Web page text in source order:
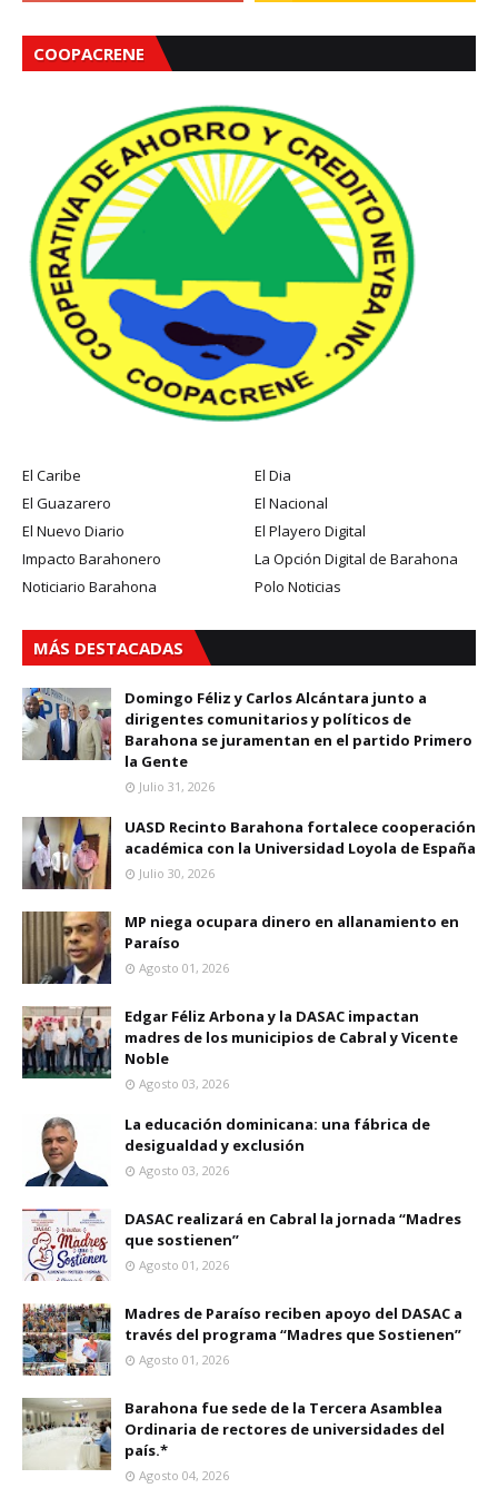
COOPACRENE
El Caribe
El Dia
El Guazarero
El Nacional
El Nuevo Diario
El Playero Digital
Impacto Barahonero
La Opción Digital de Barahona
Noticiario Barahona
Polo Noticias
MÁS DESTACADAS
Domingo Féliz y Carlos Alcántara junto a
dirigentes comunitarios y políticos de
Barahona se juramentan en el partido Primero
la Gente
Julio 31, 2026
UASD Recinto Barahona fortalece cooperación
académica con la Universidad Loyola de España
Julio 30, 2026
MP niega ocupara dinero en allanamiento en
Paraíso
Agosto 01, 2026
Edgar Féliz Arbona y la DASAC impactan
madres de los municipios de Cabral y Vicente
Noble
Agosto 03, 2026
La educación dominicana: una fábrica de
desigualdad y exclusión
Agosto 03, 2026
DASAC realizará en Cabral la jornada “Madres
que sostienen”
Agosto 01, 2026
Madres de Paraíso reciben apoyo del DASAC a
través del programa “Madres que Sostienen”
Agosto 01, 2026
Barahona fue sede de la Tercera Asamblea
Ordinaria de rectores de universidades del
país.*
Agosto 04, 2026